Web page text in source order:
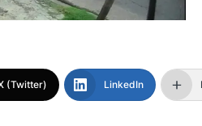
(Twitter) LinkedIn